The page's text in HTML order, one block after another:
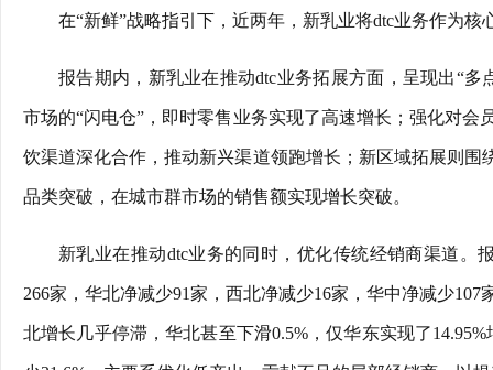
在“新鲜”战略指引下，近两年，新乳业将dtc业务作为核
报告期内，新乳业在推动dtc业务拓展方面，呈现出“
市场的“闪电仓”，即时零售业务实现了高速增长；强化对
饮渠道深化合作，推动新兴渠道领跑增长；新区域拓展则
品类突破，在城市群市场的销售额实现增长突破。
新乳业在推动dtc业务的同时，优化传统经销商渠道。
266家，华北净减少91家，西北净减少16家，华中净减少
北增长几乎停滞，华北甚至下滑0.5%，仅华东实现了